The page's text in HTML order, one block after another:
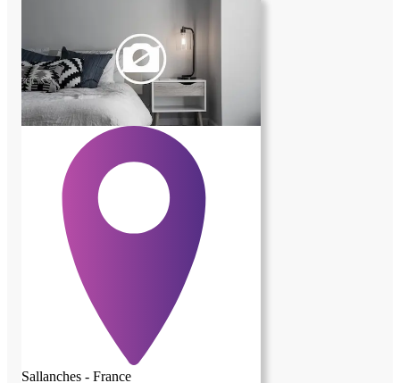
Sallanches - France